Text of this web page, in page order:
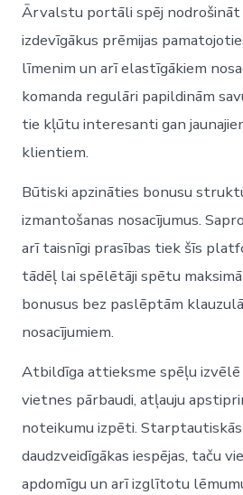
Ārvalstu portāli spēj nodrošināt
izdevīgākus prēmijas
līmenim un arī elastīgākiem
komanda regulāri papildinām
tie kļūtu interesanti gan
klientiem.
Būtiski apzināties bonusu
izmantošanas nosacījumus.
arī taisnīgi prasības tiek šīs
tādēļ lai spēlētāji spētu
bonusus bez paslēptām
nosacījumiem.
Atbildīga attieksme spēļu
vietnes pārbaudi, atļauju
noteikumu izpēti.
daudzveidīgākas iespējas, taču
apdomīgu un arī izglītotu